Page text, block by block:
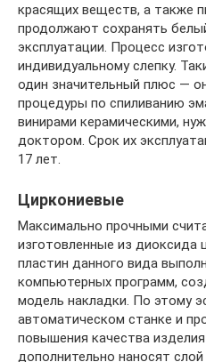
красящих веществ, а также
продолжают сохранять
эксплуатации. Процесс
индивидуальному слепку.
один значительный плюс —
процедуры по спиливанию
винирами керамическими,
доктором. Срок их
17 лет.
Циркониевые
Максимально прочными
изготовленные из диоксида
пластин данного вида
компьютерных программ,
модель накладки. По этому
автоматическом станке и
повышения качества
дополнительно наносят